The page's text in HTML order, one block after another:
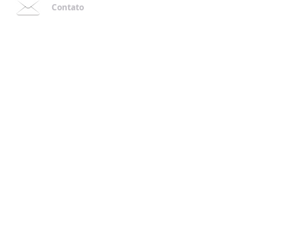
Contato